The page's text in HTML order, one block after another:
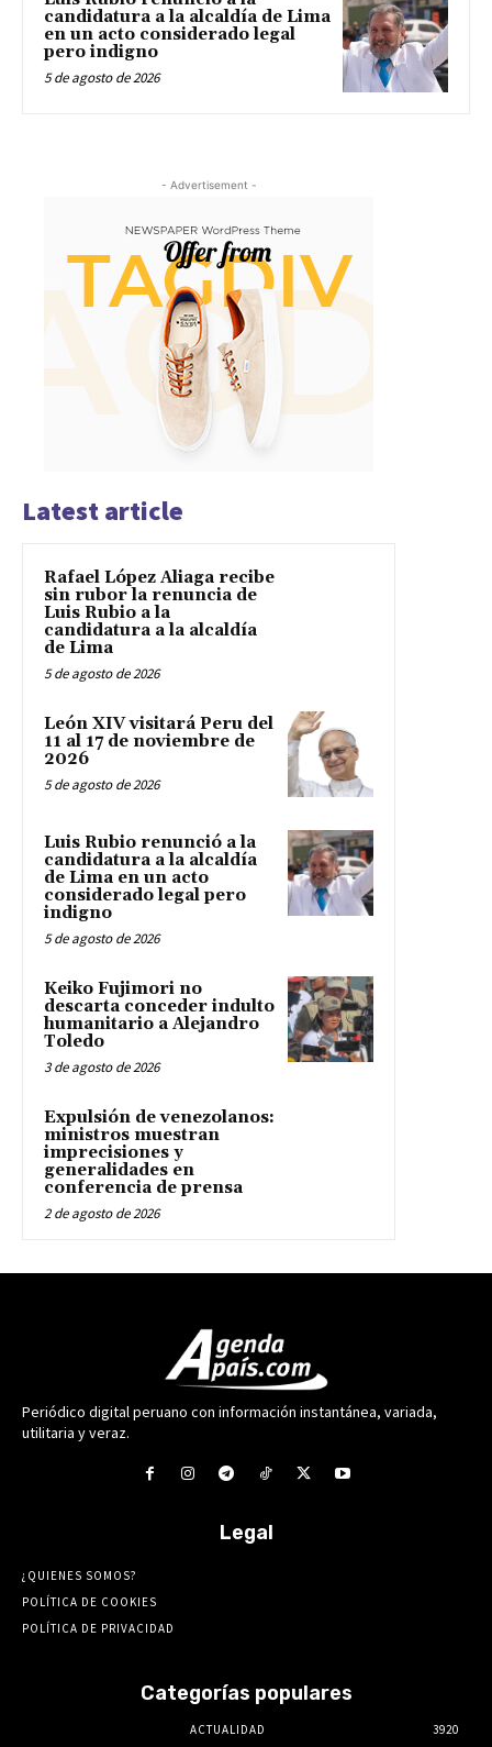
candidatura a la alcaldía de Lima
en un acto considerado legal
pero indigno
5 de agosto de 2026
- Advertisement -
Latest article
Rafael López Aliaga recibe
sin rubor la renuncia de
Luis Rubio a la
candidatura a la alcaldía
de Lima
5 de agosto de 2026
León XIV visitará Peru del
11 al 17 de noviembre de
2026
5 de agosto de 2026
Luis Rubio renunció a la
candidatura a la alcaldía
de Lima en un acto
considerado legal pero
indigno
5 de agosto de 2026
Keiko Fujimori no
descarta conceder indulto
humanitario a Alejandro
Toledo
3 de agosto de 2026
Expulsión de venezolanos:
ministros muestran
imprecisiones y
generalidades en
conferencia de prensa
2 de agosto de 2026
Periódico digital peruano con información instantánea, variada,
utilitaria y veraz.
Legal
¿QUIENES SOMOS?
POLÍTICA DE COOKIES
POLÍTICA DE PRIVACIDAD
Categorías populares
ACTUALIDAD 3920